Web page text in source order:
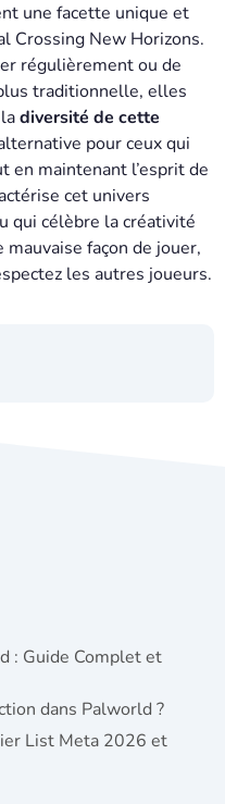
une facette unique et
Crossing New Horizons.
régulièrement ou de
traditionnelle, elles
diversité de cette
pour ceux qui
en maintenant l’esprit de
cet univers
qui célèbre la créativité
mauvaise façon de jouer,
les autres joueurs.
: Guide Complet et
dans Palworld ?
List Meta 2026 et